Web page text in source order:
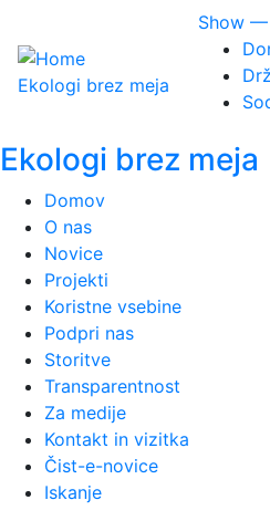
main
content
Ekologi brez meja
Show —
Ekologi brez meja
Domov
O nas
Novice
Projekti
Koristne vsebine
Podpri nas
Storitve
Transparentnost
Za medije
Kontakt in vizitka
Čist-e-novice
Iskanje